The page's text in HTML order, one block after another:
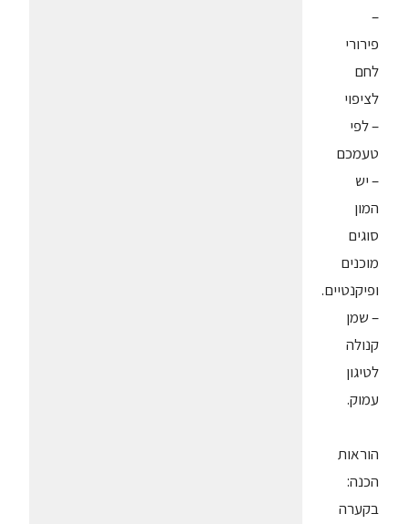
–
פירורי
לחם
לציפוי
– לפי
טעמכם
– יש
המון
סוגים
מוכנים
ופיקנטיים.
– שמן
קנולה
לטיגון
עמוק.
הוראות
הכנה:
בקערה